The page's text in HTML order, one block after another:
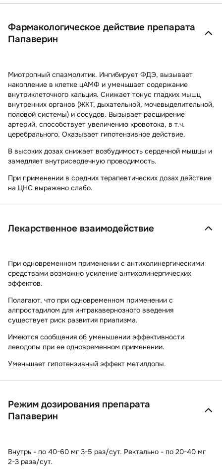
Фармакологическое действие препарата
Папаверин
Миотропный спазмолитик. Ингибирует ФДЭ, вызывает
накопление в клетке цАМФ и уменьшает содержание
внутриклеточного кальция. Снижает тонус гладких мышц
внутренних органов (ЖКТ, дыхательной, мочевыделительной,
половой системы) и сосудов. Вызывает расширение
артерий, способствует увеличению кровотока, в т.ч.
церебрального. Оказывает гипотензивное действие.
В высоких дозах снижает возбудимость сердечной мышцы и
замедляет внутрисердечную проводимость.
При применении в средних терапевтических дозах действие
на ЦНС выражено слабо.
Лекарственное взаимодействие
При одновременном применении с антихолинергическими
средствами возможно усиление антихолинергических
эффектов.
Полагают, что при одновременном применении с
алпростадилом для интракавернозного введения
существует риск развития приапизма.
Имеются сообщения об уменьшении эффективности
леводопы при ее одновременном применении.
Уменьшает гипотензивный эффект метилдопы.
Режим дозирования препарата
Папаверин
Внутрь - по 40-60 мг 3-5 раз/сут. Ректально - по 20-40 мг
2-3 раза/сут.